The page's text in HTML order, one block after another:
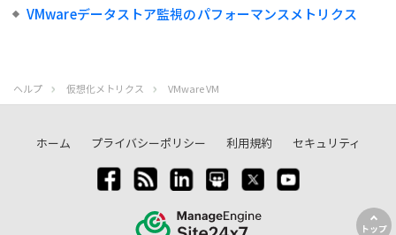
VMwareデータストア監視のパフォーマンスメトリクス
トップ
ヘルプ 仮想化メトリクス VMware VM
ホーム プライバシーポリシー 利用規約 セキュリティ